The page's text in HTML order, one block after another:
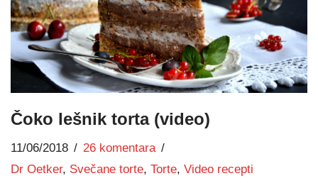
Čoko lešnik torta (video)
11/06/2018
26 komentara
Dr Oetker, Svečane torte, Torte, Video recepti